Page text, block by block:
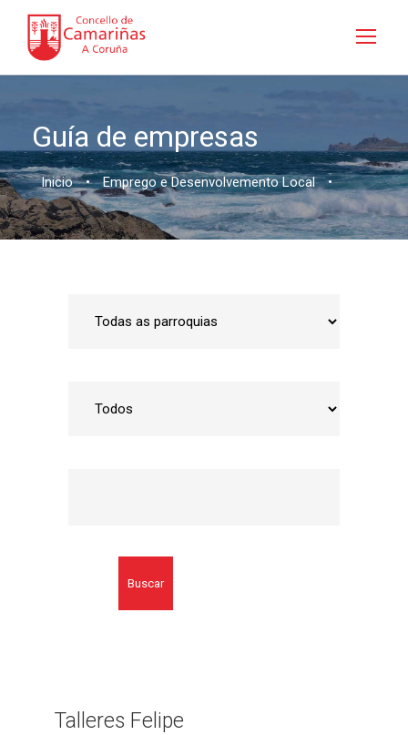
Guía de empresas
Inicio • Emprego e Desenvolvemento Local •
Buscar
Talleres Felipe